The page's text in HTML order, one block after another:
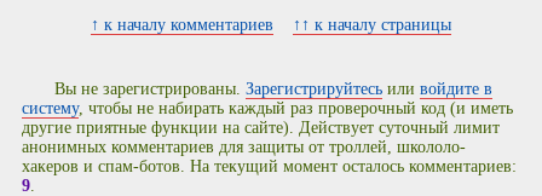
↑ к началу комментариев ↑↑ к началу страницы
Вы не зарегистрированы.Зарегистрируйтесь иливойдите в
систему, чтобы не набирать каждый раз проверочный код (и иметь
другие приятные функции на сайте). Действует суточный лимит
анонимных комментариев для защиты от троллей, школоло-
хакеров и спам-ботов. На текущий момент осталось комментариев:
9